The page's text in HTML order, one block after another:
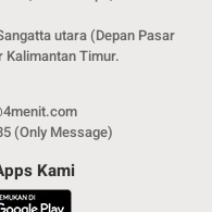
utara (Depan Pasar
Kalimantan Timur.
(Only Message)
Kami